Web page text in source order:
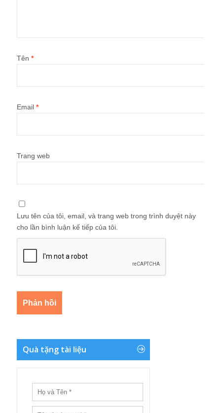
Tên *
Email *
Trang web
Lưu tên của tôi, email, và trang web trong trình duyệt này
cho lần bình luận kế tiếp của tôi.
Quà tặng tài liệu